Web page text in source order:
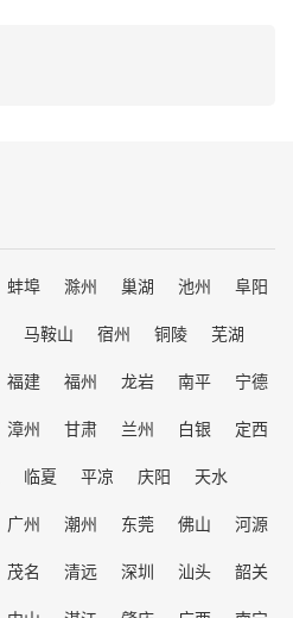
蚌埠 滁州 巢湖 池州
阜阳
马鞍山 宿州 铜陵
芜湖
福建 福州 龙岩 南平
宁德
漳州 甘肃 兰州 白银
定西
临夏 平凉 庆阳
天水
广州 潮州 东莞 佛山
河源
茂名 清远 深圳 汕头
韶关